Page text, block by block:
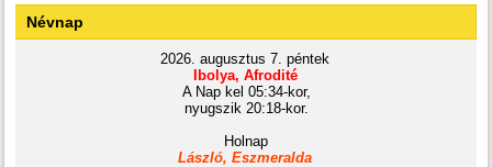
Névnap
2026. augusztus 7. péntek
Ibolya, Afrodité
A Nap kel 05:34-kor,
nyugszik 20:18-kor.
Holnap
László, Eszmeralda